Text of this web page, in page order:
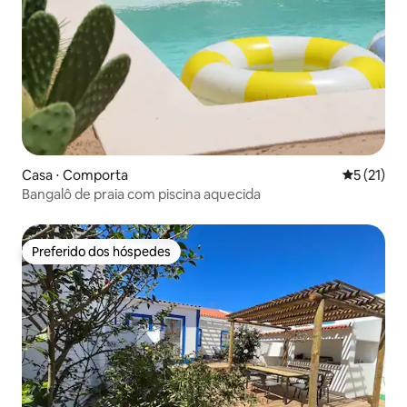
Casa ⋅ Comporta 5 de uma
5 (21)
Bangalô de praia com piscina aquecida
Preferido dos hóspedes
Preferido dos hóspedes